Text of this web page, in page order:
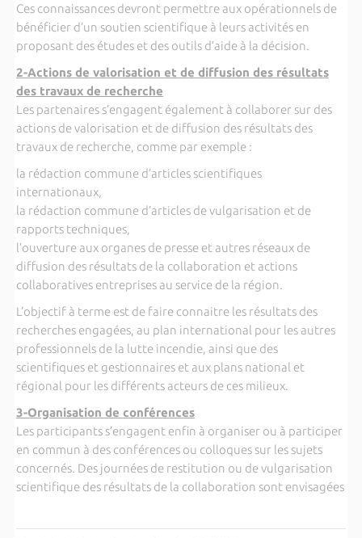
Ces connaissances devront permettre aux opérationnels de
bénéficier d’un soutien scientifique à leurs activités en
proposant des études et des outils d’aide à la décision.
2-Actions de valorisation et de diffusion des résultats
des travaux de recherche
Les partenaires s’engagent également à collaborer sur des
actions de valorisation et de diffusion des résultats des
travaux de recherche, comme par exemple :
la rédaction commune d’articles scientifiques
internationaux,
la rédaction commune d’articles de vulgarisation et de
rapports techniques,
l’ouverture aux organes de presse et autres réseaux de
diffusion des résultats de la collaboration et actions
collaboratives entreprises au service de la région.
L’objectif à terme est de faire connaitre les résultats des
recherches engagées, au plan international pour les autres
professionnels de la lutte incendie, ainsi que des
scientifiques et gestionnaires et aux plans national et
régional pour les différents acteurs de ces milieux.
3-Organisation de conférences
Les participants s’engagent enfin à organiser ou à participer
en commun à des conférences ou colloques sur les sujets
concernés. Des journées de restitution ou de vulgarisation
scientifique des résultats de la collaboration sont envisagées